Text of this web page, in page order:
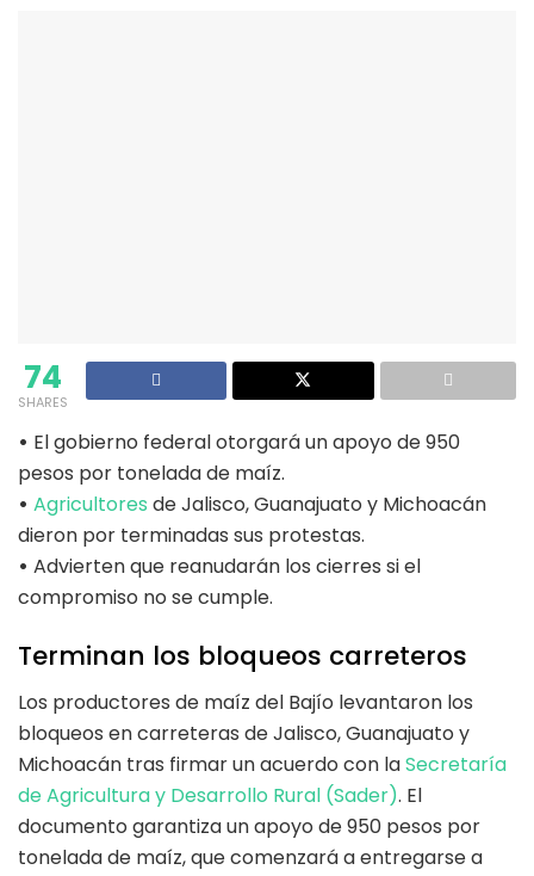
74
SHARES
• El gobierno federal otorgará un apoyo de 950
pesos por tonelada de maíz.
• Agricultores de Jalisco, Guanajuato y Michoacán
dieron por terminadas sus protestas.
• Advierten que reanudarán los cierres si el
compromiso no se cumple.
Terminan los bloqueos carreteros
Los productores de maíz del Bajío levantaron los
bloqueos en carreteras de Jalisco, Guanajuato y
Michoacán tras firmar un acuerdo con laSecretaría
de Agricultura y Desarrollo Rural (Sader). El
documento garantiza un apoyo de 950 pesos por
tonelada de maíz, que comenzará a entregarse a